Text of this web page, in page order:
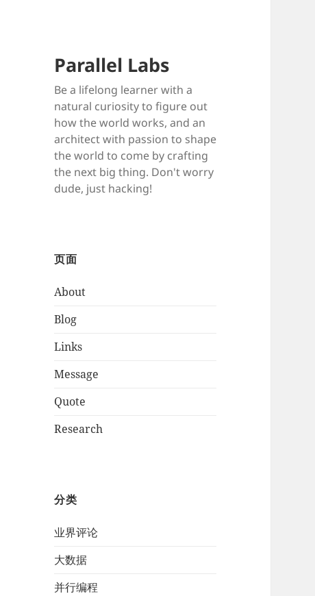
Parallel Labs
Be a lifelong learner with a
natural curiosity to figure out
how the world works, and an
architect with passion to shape
the world to come by crafting
the next big thing. Don't worry
dude, just hacking!
页面
About
Blog
Links
Message
Quote
Research
分类
业界评论
大数据
并行编程